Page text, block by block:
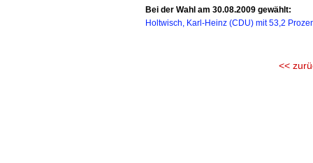
Bei der Wahl am 30.08.2009 gewählt:
Holtwisch, Karl-Heinz (CDU) mit 53,2
<<